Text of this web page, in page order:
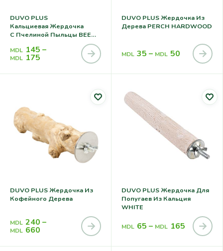
DUVO PLUS
Кальциевая Жердочка
С Пчелиной Пыльцы BEE
POLLEN BIRD PERCH PINK
MDL 145 –
MDL 175
DUVO PLUS Жердочка Из
Дерева PERCH HARDWOOD
MDL 35 – MDL 50
DUVO PLUS Жердочка Из
Кофейного Дерева
MDL 240 –
MDL 660
DUVO PLUS Жердочка Для
Попугаев Из Кальция
WHITE
MDL 65 – MDL 165